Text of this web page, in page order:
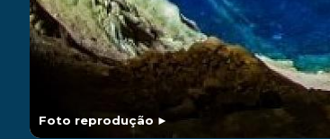
Foto reprodução ►